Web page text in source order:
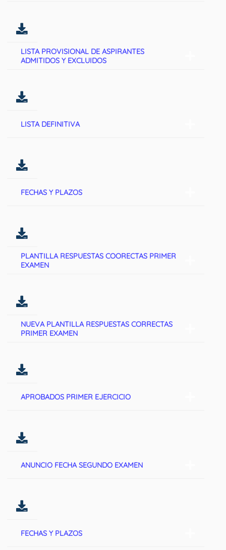
LISTA PROVISIONAL DE ASPIRANTES
ADMITIDOS Y EXCLUIDOS
LISTA DEFINITIVA
FECHAS Y PLAZOS
PLANTILLA RESPUESTAS COORECTAS PRIMER
EXAMEN
NUEVA PLANTILLA RESPUESTAS CORRECTAS
PRIMER EXAMEN
APROBADOS PRIMER EJERCICIO
ANUNCIO FECHA SEGUNDO EXAMEN
FECHAS Y PLAZOS